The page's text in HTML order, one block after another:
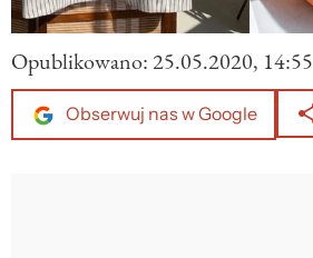
Opublikowano:25.05.2020, 14:55
Obserwuj nas w Google